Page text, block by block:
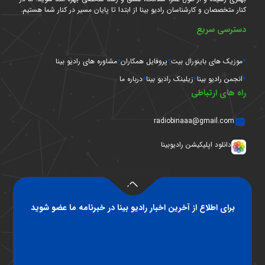
کنار متخصصان و کارشناسان رادیو بینا از ابتدا تا پایان مسیر در کنار شما هستیم.
دسترسی سریع
موزیک های باینورال بیت پروفایل همکاران مشاوره های رادیو بینا
انجمن رادیو بینا زیلینک رادیو بینا درباره ما
راه های ارتباطی
radiobinaaa@gmail.com
دانلود اپلیکیشن رادیوبینا
برای اطلاع از آخرین اخبار رادیو بینا در خبرنامه ما عضو شوید